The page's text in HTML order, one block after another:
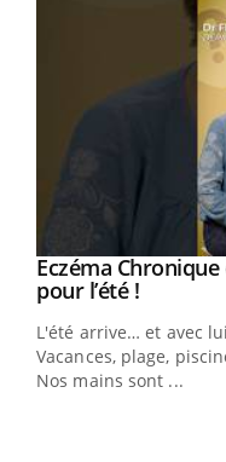
Youtube
Eczéma
pour l’été !Youtube
L'été arrive… et avec
Vacances, plage,
Nos mains sont ...